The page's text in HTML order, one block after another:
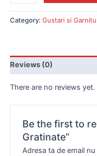
Category: Gustari si
Reviews (0)
There are no reviews yet.
Be the first to
Gratinate”
Adresa ta de email